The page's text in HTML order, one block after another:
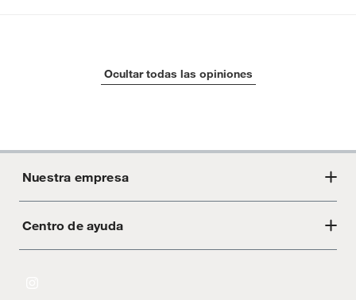
Ocultar todas las opiniones
Nuestra empresa
Acerca de Crate
Centro de ayuda